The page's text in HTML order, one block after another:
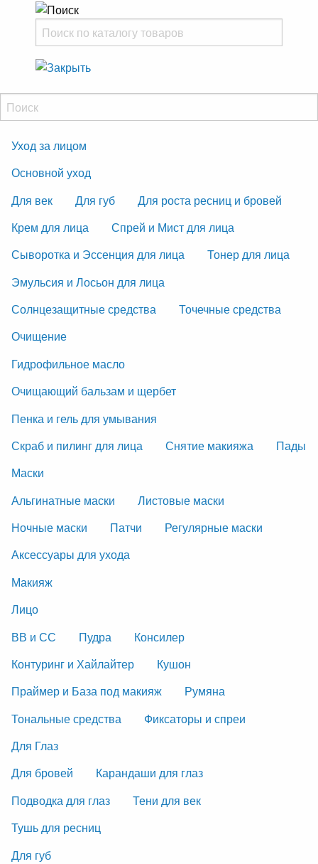
Уход за лицом
Основной уход
Для век
Для губ
Для роста ресниц и бровей
Крем для лица
Спрей и Мист для лица
Сыворотка и Эссенция для лица
Тонер для лица
Эмульсия и Лосьон для лица
Солнцезащитные средства
Точечные средства
Очищение
Гидрофильное масло
Очищающий бальзам и щербет
Пенка и гель для умывания
Скраб и пилинг для лица
Снятие макияжа
Пады
Маски
Альгинатные маски
Листовые маски
Ночные маски
Патчи
Регулярные маски
Аксессуары для ухода
Макияж
Лицо
ВВ и СС
Пудра
Консилер
Контуринг и Хайлайтер
Кушон
Праймер и База под макияж
Румяна
Тональные средства
Фиксаторы и спреи
Для Глаз
Для бровей
Карандаши для глаз
Подводка для глаз
Тени для век
Тушь для ресниц
Для губ